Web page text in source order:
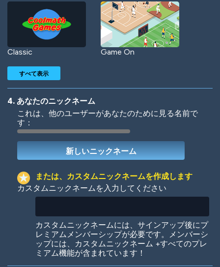
Classic Game On
Woof
Colorful
すべて表示
4. あなたのニックネーム
これは、他のユーザーがあなたのために見る名前で
す：
または、カスタムニックネームを作成します
カスタムニックネームを入力してください
カスタムニックネームには、サインアップ後にプ
レミアムメンバーシップが必要です。メンバーシ
ップには、カスタムニックネーム +すべてのプレ
ミアム機能が含まれています！